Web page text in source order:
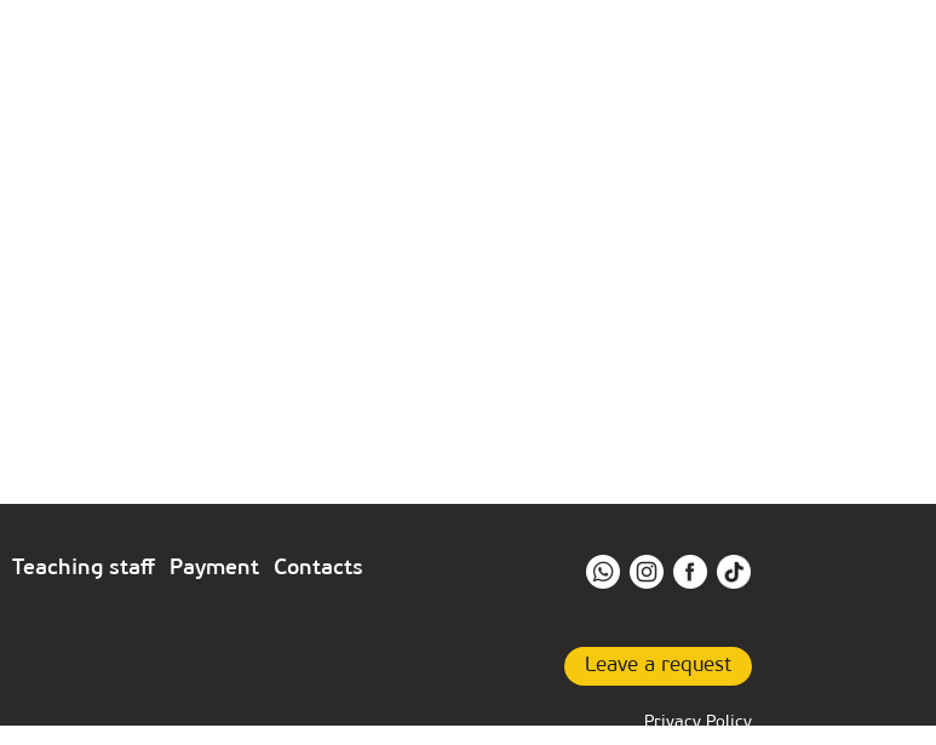
Teaching staff Payment Contacts
Leave a request
Privacy Policy